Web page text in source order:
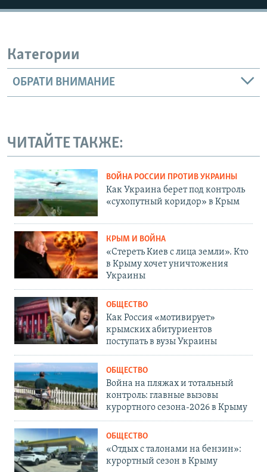
Категории
ОБРАТИ ВНИМАНИЕ
ЧИТАЙТЕ ТАКЖЕ:
ВОЙНА РОССИИ ПРОТИВ УКРАИНЫ
Как Украина берет под контроль
«сухопутный коридор» в Крым
КРЫМ И ВОЙНА
«Стереть Киев с лица земли». Кто
в Крыму хочет уничтожения
Украины
ОБЩЕСТВО
Как Россия «мотивирует»
крымских абитуриентов
поступать в вузы Украины
ОБЩЕСТВО
Война на пляжах и тотальный
контроль: главные вызовы
курортного сезона-2026 в Крыму
ОБЩЕСТВО
«Отдых с талонами на бензин»:
курортный сезон в Крыму